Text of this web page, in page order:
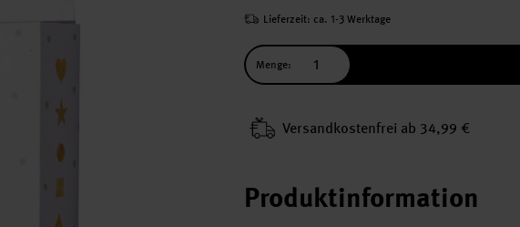
Lieferzeit: ca. 1-3 Werktage
Menge:
Versand­kosten­frei ab 34,99 €
Produktinformation